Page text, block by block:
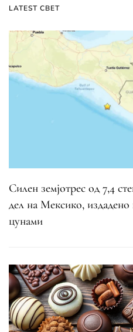
LATEST СВЕТ
Силен земјотрес од 7,4
дел на Мексико, издадено
цунами